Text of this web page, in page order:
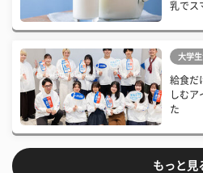
乳でス
大学
給食だ
しむア
た
もっと見